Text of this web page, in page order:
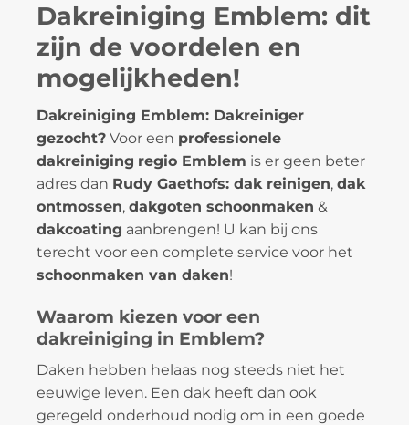
Dakreiniging Emblem: dit
zijn de voordelen en
mogelijkheden!
Dakreiniging Emblem: Dakreiniger
gezocht? Voor een professionele
dakreiniging regio Emblem is er geen beter
adres dan Rudy Gaethofs: dak reinigen, dak
ontmossen, dakgoten schoonmaken &
dakcoating aanbrengen! U kan bij ons
terecht voor een complete service voor het
schoonmaken van daken!
Waarom kiezen voor een
dakreiniging in Emblem?
Daken hebben helaas nog steeds niet het
eeuwige leven. Een dak heeft dan ook
geregeld onderhoud nodig om in een goede